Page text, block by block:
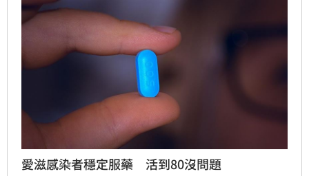
愛滋感染者穩定服藥 活到80沒問題